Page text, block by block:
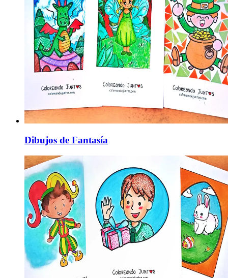
Dibujos de Fantasía